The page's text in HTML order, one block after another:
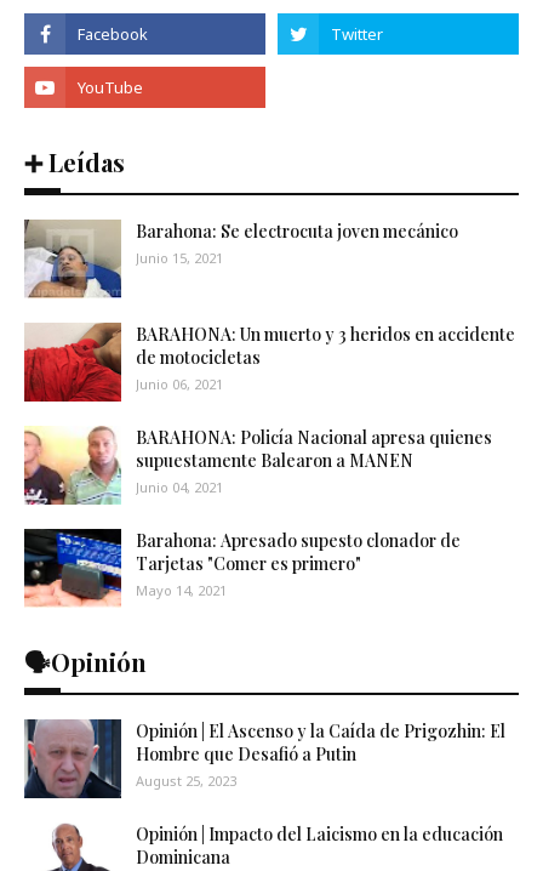
➕ Leídas
Barahona: Se electrocuta joven mecánico
Junio 15, 2021
BARAHONA: Un muerto y 3 heridos en accidente
de motocicletas
Junio 06, 2021
BARAHONA: Policía Nacional apresa quienes
supuestamente Balearon a MANEN
Junio 04, 2021
Barahona: Apresado supesto clonador de
Tarjetas "Comer es primero"
Mayo 14, 2021
🗣️Opinión
Opinión | El Ascenso y la Caída de Prigozhin: El
Hombre que Desafió a Putin
August 25, 2023
Opinión | Impacto del Laicismo en la educación
Dominicana